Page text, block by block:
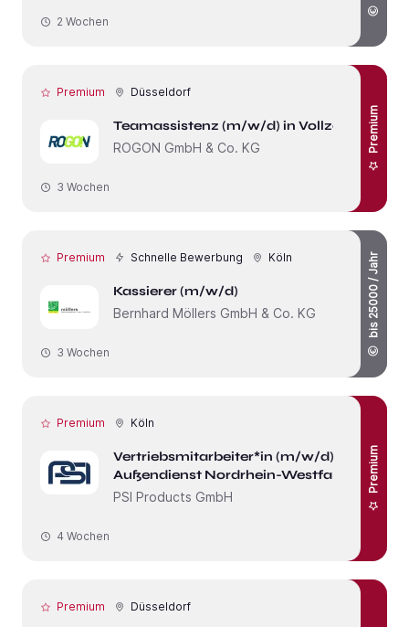
2 Wochen
Premium Düsseldorf
Teamassistenz (m/w/d) in Vollzeit
ROGON GmbH & Co. KG
Premium
3 Wochen
Premium Schnelle Bewerbung Köln
Kassierer (m/w/d)
Bernhard Möllers GmbH & Co. KG
bis 25000 / Jahr
3 Wochen
Premium Köln
Vertriebsmitarbeiter*in (m/w/d) im
Außendienst Nordrhein-Westfalen
PSI Products GmbH
Premium
4 Wochen
Premium Düsseldorf